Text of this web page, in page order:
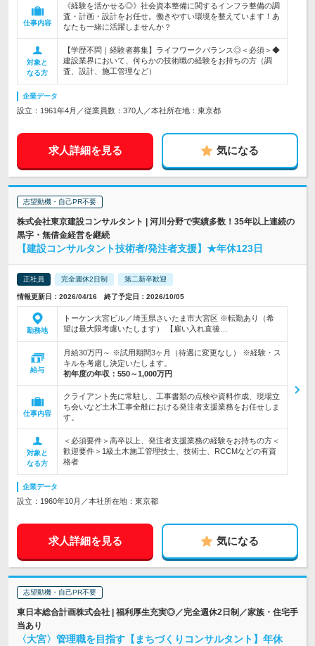
仕事内容
《経験を活かせる◎》社会資本整備に関するインフラ整備の調
査・計画・設計をお任せ。働きやすい環境を整えています！あ
なたも一緒に活躍しませんか？
対象と
なる方
【学歴不問｜経験者募集】ライフワークバランス◎＜必須＞◆
建設業界において、何らかの技術職の経験をお持ちの方（調
査、設計、施工管理など）
企業データ
設立：1961年4月／従業員数：370人／本社所在地：東京都
求人詳細を見る 気になる
志望動機・自己PR不要
株式会社東京建設コンサルタント | 河川分野で実績多数！35年以上連続の
黒字・無借金経営を継続
【建設コンサルタント技術者/発注者支援】★年休123日
正社員 完全週休2日制 第二新卒歓迎
情報更新日：2026/04/16 終了予定日：2026/10/05
勤務地
トーケン大宮ビル／埼玉県さいたま市大宮区 ※転勤あり（希
望は最大限考慮いたします） 【雇い入れ直後…
給与
月給30万円～ ※試用期間3ヶ月（待遇に変更なし） ※経験・ス
キルを考慮し決定いたします。
初年度の年収： 550～1,000万円
仕事内容
クライアント先に常駐し、工事書類の点検や資料作成、現場立
ち会いなど土木工事全般における発注者支援業務をお任せしま
す。
対象と
なる方
＜必須要件＞高卒以上、発注者支援業務の経験をお持ちの方＜
歓迎要件＞1級土木施工管理技士、技術士、RCCMなどの有資
格者
企業データ
設立：1960年10月／本社所在地：東京都
求人詳細を見る 気になる
志望動機・自己PR不要
東日本総合計画株式会社 | 福利厚生充実◎／完全週休2日制／家族・住宅手
当あり
〈大宮〉管理職を目指す【まちづくりコンサルタント】年休